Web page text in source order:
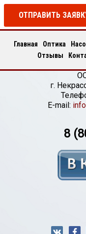
ОТПРАВИТЬ
Главная Оптика
Отзывы
г.
E-mail:
8